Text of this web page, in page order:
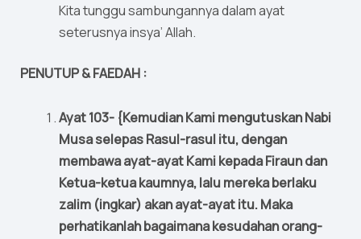
Kita tunggu sambungannya dalam ayat
seterusnya insya’ Allah.
PENUTUP & FAEDAH :
Ayat 103- {Kemudian Kami mengutuskan Nabi
Musa selepas Rasul-rasul itu, dengan
membawa ayat-ayat Kami kepada Firaun dan
Ketua-ketua kaumnya, lalu mereka berlaku
zalim (ingkar) akan ayat-ayat itu. Maka
perhatikanlah bagaimana kesudahan orang-